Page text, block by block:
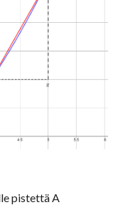
pistettä A